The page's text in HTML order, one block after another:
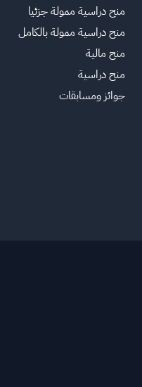
منح دراسية ممولة جزئيا
منح دراسية ممولة بالكامل
منح مالية
منح دراسية
جوائز ومسابقات